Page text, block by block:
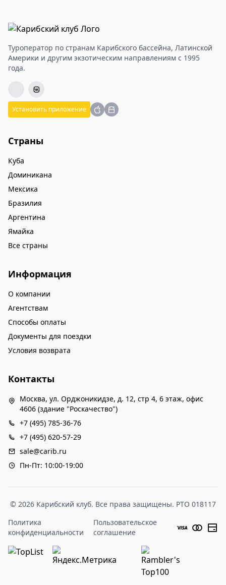
Туроператор по странам Карибского бассейна, Латинской
Америки и другим экзотическим направлениям с 1995
года.
Установить приложение
Страны
Куба
Доминикана
Мексика
Бразилия
Аргентина
Ямайка
Все страны
Информация
О компании
Агентствам
Способы оплаты
Документы для поездки
Условия возврата
Контакты
Москва, ул. Орджоникидзе, д. 12, стр 4, 6 этаж, офис
4606 (здание "Роскачество")
+7 (495) 785-36-76
+7 (495) 620-57-29
sale@carib.ru
Пн-Пт: 10:00-19:00
© 2026 Карибский клуб. Все права защищены. РТО 018117
Политика
конфиденциальности
Пользовательское
соглашение